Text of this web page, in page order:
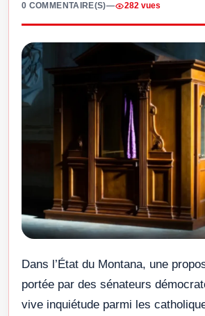
0 COMMENTAIRE(S)— 282 vues
Dans l’État du Montana, une
portée par des sénateurs
vive inquiétude parmi les